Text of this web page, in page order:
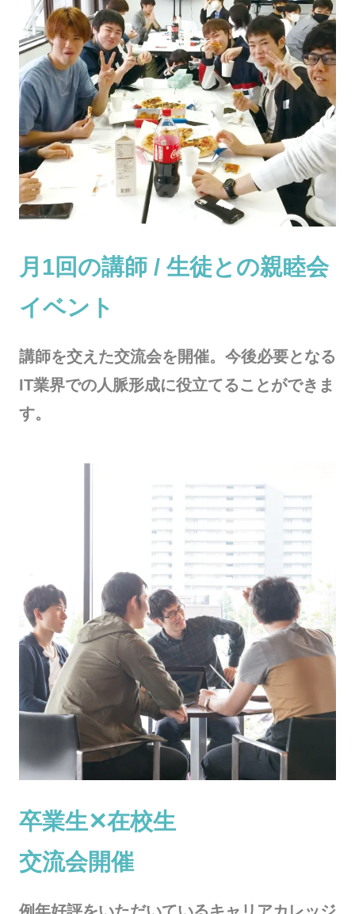
月1回の講師 / 生徒との親睦会
イベント
講師を交えた交流会を開催。今後必要となる
IT業界での人脈形成に役立てることができま
す。
卒業生✕在校生
交流会開催